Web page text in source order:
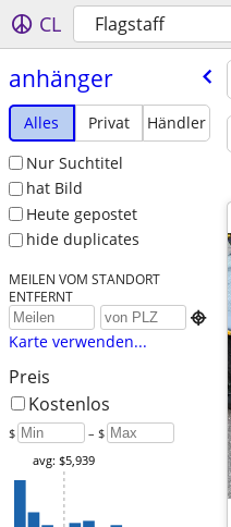
CL Flagstaff
anhänger
Alles Privat
Händler
Nur Suchtitel
hat Bild
Heute gepostet
hide duplicates
MEILEN VOM STANDORT
ENTFERNT

Karte verwenden...
Preis
Kostenlos
$ – $
avg: $5,939